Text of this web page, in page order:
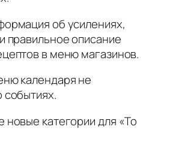
об усилениях,
правильное описание
в меню магазинов.
календаря не
категории для «To